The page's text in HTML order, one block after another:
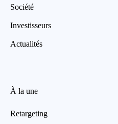
Société
Investisseurs
Actualités
À la une
Retargeting